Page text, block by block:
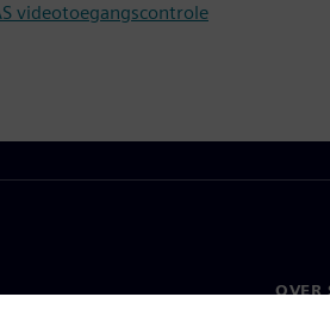
videotoegangscontrole
OVER